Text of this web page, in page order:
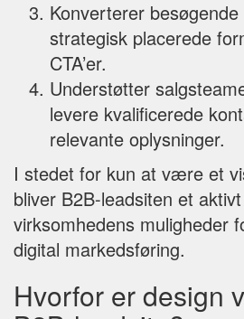
Konverterer
strategisk placerede
CTA’er.
Understøtter
levere kvalificerede
relevante oplysninger.
I stedet for kun at være et
bliver B2B-leadsiten et
virksomhedens muligheder
digital markedsføring.
Hvorfor er design